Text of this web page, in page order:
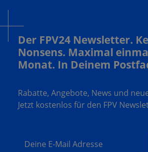
Der FPV24 Newsletter.
Nonsens. Maximal
Monat. In Deinem
Rabatte, Angebote, News und
Jetzt kostenlos für den FPV
Deine E-Mail Adresse